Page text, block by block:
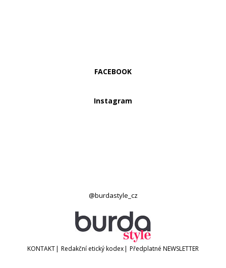
FACEBOOK
Instagram
@burdastyle_cz
KONTAKT| Redakční etický kodex| Předplatné NEWSLETTER